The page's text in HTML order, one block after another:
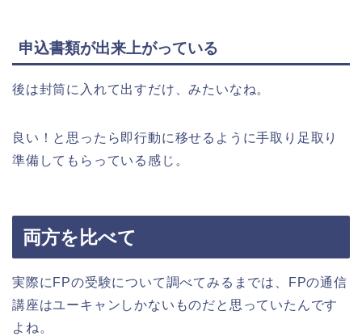
申込書類が出来上がっている
後は封筒に入れて出すだけ、みたいなね。
良い！と思ったら即行動に移せるように手取り足取り
準備してもらっている感じ。
両方を比べて
実際にFPの受験について調べてみるまでは、FPの通信
講座はユーキャンしかないものだと思っていたんです
よね。